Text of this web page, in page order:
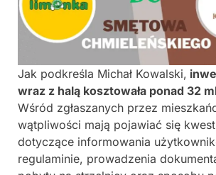
Jak podkreśla Michał Kowalski,
wraz z halą kosztowała ponad 32
Wśród zgłaszanych przez
wątpliwości mają pojawiać się
dotyczące informowania
regulaminie, prowadzenia